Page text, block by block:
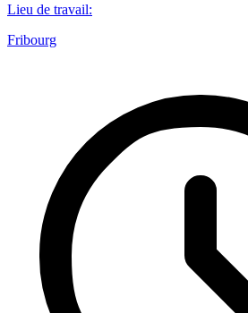
Lieu de travail:
Fribourg